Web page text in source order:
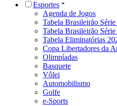
Esportes
Agenda de Jogos
Tabela Brasileirão Série
Tabela Brasileirão
Tabela Eliminatórias
Copa Libertadores da
Olimpíadas
Basquete
Vôlei
Automobilismo
Golfe
e-Sports